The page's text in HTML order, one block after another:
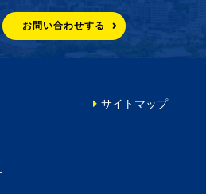
お問い合わせする
サイトマップ